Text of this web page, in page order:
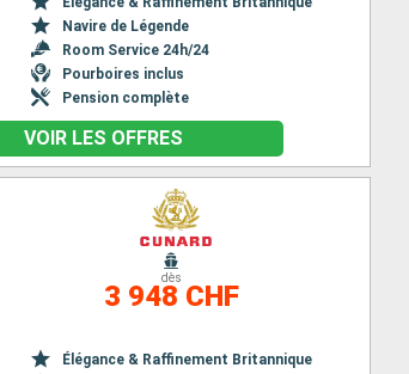
Navire de Légende
Room Service 24h/24
Pourboires inclus
Pension complète
VOIR LES OFFRES
dès
3 948 CHF
Élégance & Raffinement Britannique